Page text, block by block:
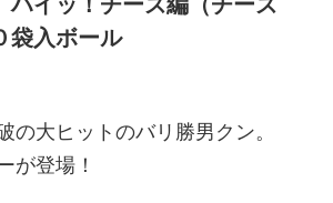
袋入ボール
の大ヒットのバリ勝男クン。
が登場！